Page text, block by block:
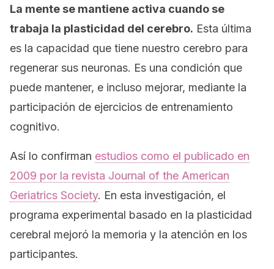
La mente se mantiene activa cuando se
trabaja la plasticidad del cerebro. Esta última
es la capacidad que tiene nuestro cerebro para
regenerar sus neuronas. Es una condición que
puede mantener, e incluso mejorar, mediante la
participación de ejercicios de entrenamiento
cognitivo.
Así lo confirman estudios como el publicado en
2009 por la revista Journal of the American
Geriatrics Society. En esta investigación, el
programa experimental basado en la plasticidad
cerebral mejoró la memoria y la atención en los
participantes.